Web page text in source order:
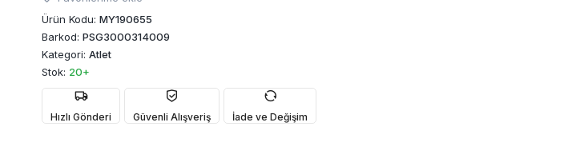
Ürün Kodu: MY190655
Barkod: PSG3000314009
Kategori: Atlet
Stok: 20+
Hızlı Gönderi Güvenli Alışveriş İade ve Değişim